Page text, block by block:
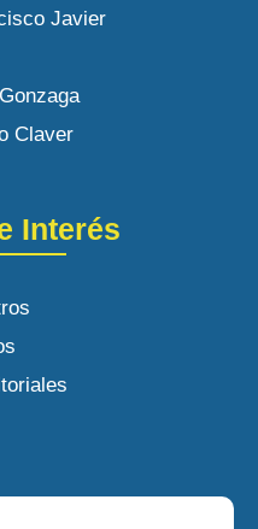
Javier
Claver
Interés